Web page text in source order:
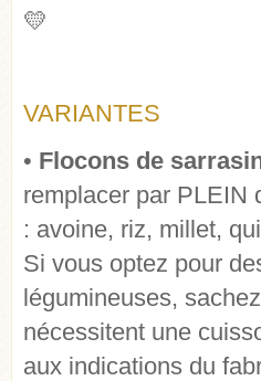
💛
VARIANTES
• Flocons de
remplacer par PLEIN
: avoine, riz, millet,
Si vous optez pour
légumineuses,
nécessitent une
aux indications du